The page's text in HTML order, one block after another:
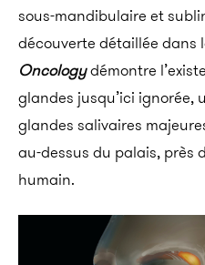
sous-mandibulaire et
découverte détaillée dans
Oncologydémontre
glandes jusqu’ici ignorée,
glandes salivaires
au-dessus du palais, près
humain.